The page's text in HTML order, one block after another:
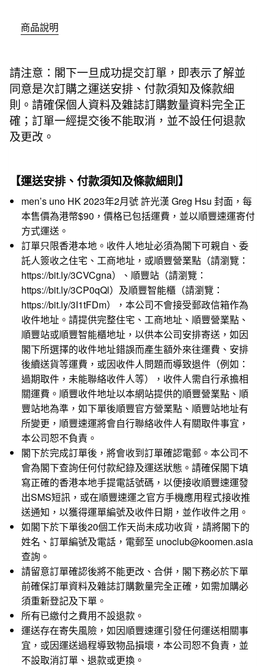
商品說明
請注意：閣下一旦成功提交訂單，即表示了解並
同意是次訂購之運送安排、付款須知及條款細
則。請確保個人資料及雜誌訂購數量資料完全正
確；訂單一經提交後不能取消，並不設任何退款
及更改。
【運送安排、付款須知及條款細則】
men’s uno HK 2023年2月號 許光漢 Greg Hsu 封面，每
本售價為港幣$90，價格已包括運費，並以順豐速運寄付
方式運送。
訂單只限香港本地。收件人地址必須為閣下可親自、委
託人簽收之住宅、工商地址，或順豐營業點（請瀏覽：
https://bit.ly/3CVCgna）、順豐站（請瀏覽：
https://bit.ly/3CP0qQl）及順豐智能櫃（請瀏覽：
https://bit.ly/3I1tFDm），本公司不會接受郵政信箱作為
收件地址。請提供完整住宅、工商地址、順豐營業點、
順豐站或順豐智能櫃地址，以供本公司安排寄送，如因
閣下所選擇的收件地址錯誤而產生額外來往運費、安排
後續送貨等運費，或因收件人問題而導致退件（例如：
過期取件，未能聯絡收件人等），收件人需自行承擔相
關運費。順豐收件地址以本網站提供的順豐營業點、順
豐站地為準，如下單後順豐官方營業點、順豐站地址有
所變更，順豐速運將會自行聯絡收件人有關取件事宜，
本公司恕不負責。
閣下於完成訂單後，將會收到訂單確認電郵。本公司不
會為閣下查詢任何付款紀錄及運送狀態。請確保閣下填
寫正確的香港本地手提電話號碼，以便接收順豐速運發
出SMS短訊，或在順豐速運之官方手機應用程式接收推
送通知，以獲得運單編號及收件日期，並作收件之用。
如閣下於下單後20個工作天尚未成功收貨，請將閣下的
姓名、訂單編號及電話，電郵至 unoclub@koomen.asia
查詢。
請留意訂單確認後將不能更改、合併，閣下務必於下單
前確保訂單資料及雜誌訂購數量完全正確，如需加購必
須重新登記及下單。
所有已繳付之費用不設退款。
運送存在寄失風險，如因順豐速運引發任何運送相關事
宜，或因運送過程導致物品損壞，本公司恕不負責，並
不設取消訂單、退款或更換。